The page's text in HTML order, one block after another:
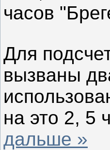
часов
Для
вызваны
на это 2, 5
дальше »